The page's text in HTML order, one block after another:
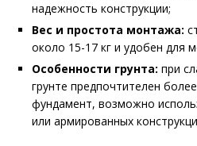
надежность конструкции;
Вес и простота монтажа:
около 15-17 кг и удобен для
Особенности грунта: при
грунте предпочтителен
фундамент, возможно
или армированных